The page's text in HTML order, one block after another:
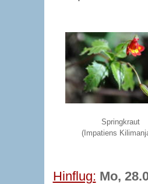
Springkraut
(Impatiens
Hinflug: Mo,